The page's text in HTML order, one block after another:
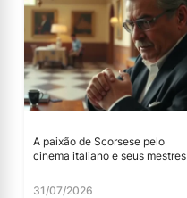
A paixão de Scorsese pelo
cinema italiano e seus mestres
31/07/2026